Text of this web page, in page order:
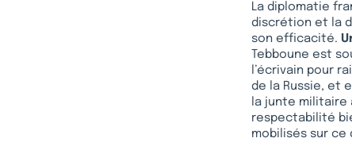
La diplomatie
discrétion et la
son efficacité.
Tebboune est
l’écrivain pour
de la Russie, et
la junte militaire
respectabilité
mobilisés sur ce